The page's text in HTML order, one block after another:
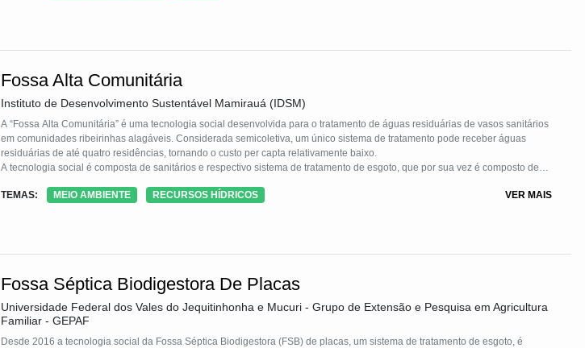
Fossa Alta Comunitária
Instituto de Desenvolvimento Sustentável Mamirauá (IDSM)
A “Fossa Alta Comunitária” é uma tecnologia social desenvolvida para o tratamento de águas residuárias de vasos sanitários
em comunidades ribeirinhas alagáveis. Considerada semicoletiva, um único sistema de tratamento pode receber águas
residuárias de até quatro residências, tornando o custo per capta relativamente baixo.
A tecnologia social é composta de sanitários e respectivo sistema de tratamento de esgoto, que por sua vez é composto de
Trata-se de um arranjo tecnológico inovador, adaptado especificamente para áreas alagáveis da Amazônia, sendo uma
TEMAS: MEIO AMBIENTE RECURSOS HÍDRICOS VER MAIS
Fossa Séptica Biodigestora De Placas
Universidade Federal dos Vales do Jequitinhonha e Mucuri - Grupo de Extensão e Pesquisa em Agricultura
Familiar - GEPAF
Desde 2016 a tecnologia social da Fossa Séptica Biodigestora (FSB) de placas, um sistema de tratamento de esgoto, é